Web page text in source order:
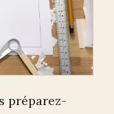
préparez-